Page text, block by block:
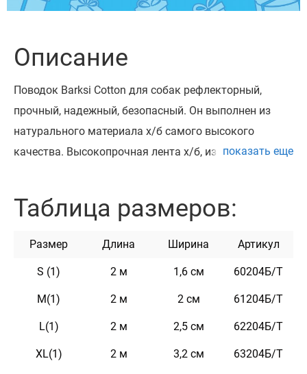
Описание
Поводок Barksi Cotton для собак рефлекторный,
прочный, надежный, безопасный. Он выполнен из
натурального материала х/б самого высокого
качества. Высокопрочная лента х/б, из которой
мощным цельно литым карабином с фиксатором
вашего питомца под контролем. Поводок приятен на
ощупь, имеет два ряда светоотражающих элементов
показать еще
Таблица размеров:
Размер Длина Ширина Артикул
S (1) 2 м 1,6 см 60204Б/Т
M(1) 2 м 2 см 61204Б/Т
L(1) 2 м 2,5 см 62204Б/Т
XL(1) 2 м 3,2 см 63204Б/Т